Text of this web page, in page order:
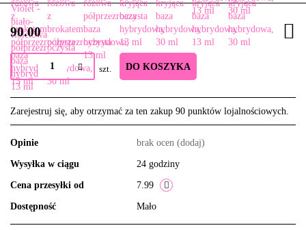
90.00
szt. DO KOSZYKA
Zarejestruj się, aby otrzymać za ten zakup 90 punktów lojalnościowych.
Opinie brak ocen (dodaj)
Wysyłka w ciągu 24 godziny
Cena przesyłki od 7.99
Dostępność Mało